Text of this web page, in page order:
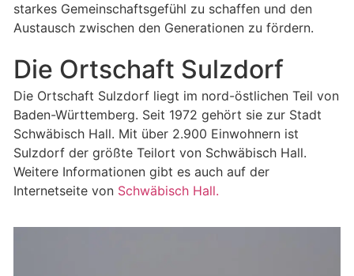
starkes Gemeinschaftsgefühl zu schaffen und den
Austausch zwischen den Generationen zu fördern.
Die Ortschaft Sulzdorf
Die Ortschaft Sulzdorf liegt im nord-östlichen Teil von
Baden-Württemberg. Seit 1972 gehört sie zur Stadt
Schwäbisch Hall. Mit über 2.900 Einwohnern ist
Sulzdorf der größte Teilort von Schwäbisch Hall.
Weitere Informationen gibt es auch auf der
Internetseite von Schwäbisch Hall.